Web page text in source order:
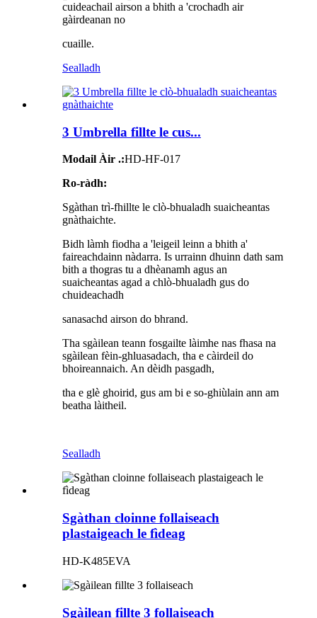
cuideachail airson a bhith a 'crochadh air
gàirdeanan no
cuaille.
Sealladh
3 Umbrella fillte le cus...
Modail Àir .:HD-HF-017
Ro-ràdh:
Sgàthan trì-fhillte le clò-bhualadh suaicheantas
gnàthaichte.
Bidh làmh fiodha a 'leigeil leinn a bhith a'
faireachdainn nàdarra. Is urrainn dhuinn dath sam
bith a thogras tu a dhèanamh agus an
suaicheantas agad a chlò-bhualadh gus do
chuideachadh
sanasachd airson do bhrand.
Tha sgàilean teann fosgailte làimhe nas fhasa na
sgàilean fèin-ghluasadach, tha e càirdeil do
bhoireannaich. An dèidh pasgadh,
tha e glè ghoirid, gus am bi e so-ghiùlain ann am
beatha làitheil.
Sealladh
Sgàthan cloinne follaiseach
plastaigeach le fìdeag
HD-K485EVA
Sgàilean fillte 3 follaiseach